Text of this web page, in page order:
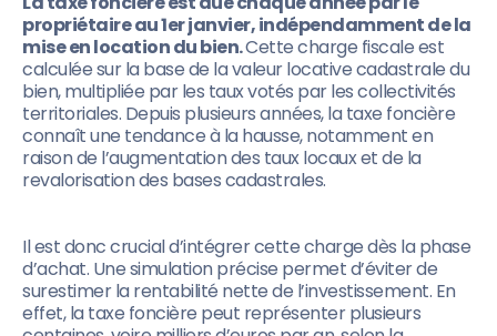
propriétaire au 1er janvier, indépendamment de la
mise en location du bien.Cette charge fiscale est
calculée sur la base de la valeur locative cadastrale du
bien, multipliée par les taux votés par les collectivités
territoriales. Depuis plusieurs années, la taxe foncière
connaît une tendance à la hausse, notamment en
raison de l’augmentation des taux locaux et de la
revalorisation des bases cadastrales.
Il est donc crucial d’intégrer cette charge dès la phase
d’achat. Une simulation précise permet d’éviter de
surestimer la rentabilité nette de l’investissement. En
effet, la taxe foncière peut représenter plusieurs